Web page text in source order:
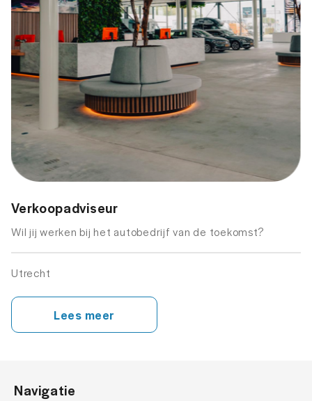
Verkoopadviseur
Wil jij werken bij het autobedrijf van de toekomst?
Utrecht
Lees meer
Navigatie